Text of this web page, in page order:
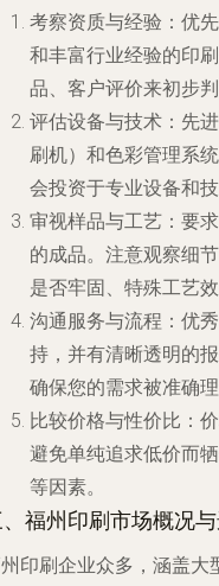
考察资质与经验 ：优
和丰富行业经验的印
品、客户评价来初步判
评估设备与技术 ：先
刷机）和色彩管理系
会投资于专业设备和技
审视样品与工艺 ：要
的成品。注意观察细
是否牢固、特殊工艺效
沟通服务与流程 ：优
持，并有清晰透明的
确保您的需求被准确理
比较价格与性价比 ：
避免单纯追求低价而
等因素。
福州印刷市场概况
印刷企业众多，涵盖大